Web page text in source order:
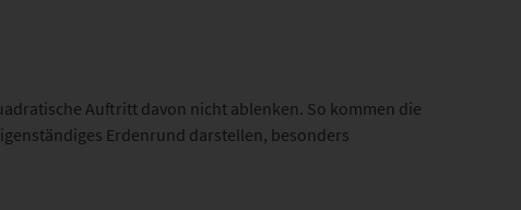
Auftritt davon nicht ablenken. So kommen die
Erdenrund darstellen, besonders